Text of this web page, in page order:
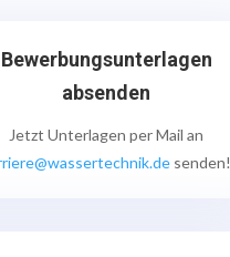
Bewerbungsunterlagen
absenden
Jetzt Unterlagen per Mail an
senden!